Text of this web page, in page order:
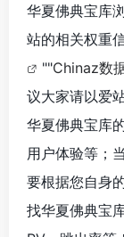
华夏佛典宝库
站的相关权重
""Chinaz数
议大家请以爱
华夏佛典宝库
用户体验等；
要根据您自身
找华夏佛典宝